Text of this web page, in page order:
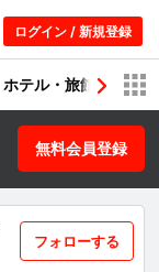
ログイン / 新規登録
ホテル・旅館 シ
無料会員登録
フォローする